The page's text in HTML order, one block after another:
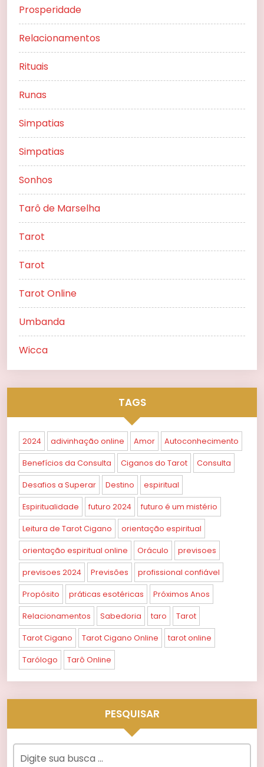
Prosperidade
Relacionamentos
Rituais
Runas
Simpatias
Simpatias
Sonhos
Tarô de Marselha
Tarot
Tarot
Tarot Online
Umbanda
Wicca
TAGS
2024 adivinhação online Amor Autoconhecimento
Benefícios da Consulta Ciganos do Tarot Consulta
Desafios a Superar Destino espiritual
Espiritualidade futuro 2024 futuro é um mistério
Leitura de Tarot Cigano orientação espiritual
orientação espiritual online Oráculo previsoes
previsoes 2024 Previsões profissional confiável
Propósito práticas esotéricas Próximos Anos
Relacionamentos Sabedoria taro Tarot
Tarot Cigano Tarot Cigano Online tarot online
Tarólogo Tarô Online
PESQUISAR